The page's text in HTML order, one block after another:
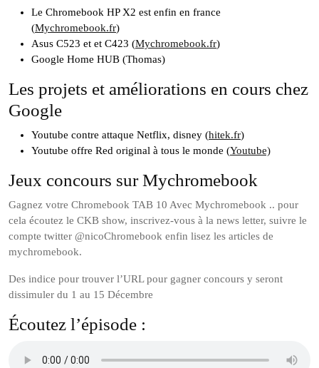
Le Chromebook HP X2 est enfin en france
(Mychromebook.fr)
Asus C523 et et C423 (Mychromebook.fr)
Google Home HUB (Thomas)
Les projets et améliorations en cours chez
Google
Youtube contre attaque Netflix, disney (hitek.fr)
Youtube offre Red original à tous le monde (Youtube)
Jeux concours sur Mychromebook
Gagnez votre Chromebook TAB 10 Avec Mychromebook .. pour
cela écoutez le CKB show, inscrivez-vous à la news letter, suivre le
compte twitter @nicoChromebook enfin lisez les articles de
mychromebook.
Des indice pour trouver l’URL pour gagner concours y seront
dissimuler du 1 au 15 Décembre
Écoutez l’épisode :